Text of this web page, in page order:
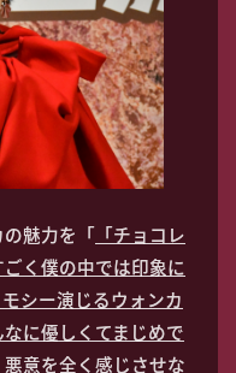
魅力を「 「チョコレ
く僕の中では印象に
シー演じるウォンカ
に優しくてまじめで
意を全く感じさせな